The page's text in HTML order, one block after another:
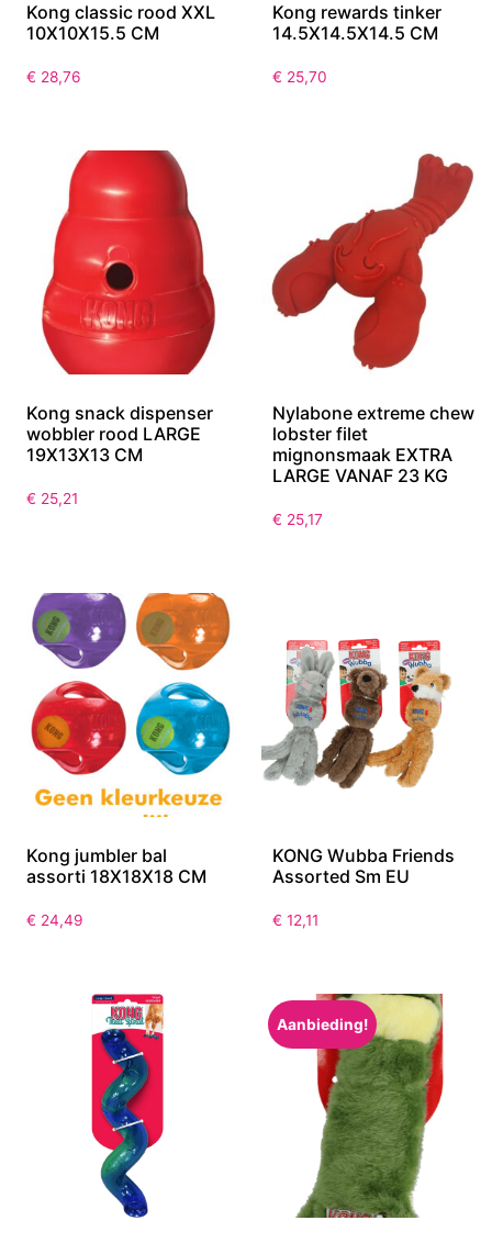
Kong classic rood XXL
10X10X15.5 CM
€ 28,76
Kong rewards tinker
14.5X14.5X14.5 CM
€ 25,70
Kong snack dispenser
wobbler rood LARGE
19X13X13 CM
€ 25,21
Nylabone extreme chew
lobster filet
mignonsmaak EXTRA
LARGE VANAF 23 KG
€ 25,17
Kong jumbler bal
assorti 18X18X18 CM
€ 24,49
KONG Wubba Friends
Assorted Sm EU
€ 12,11
Aanbieding!